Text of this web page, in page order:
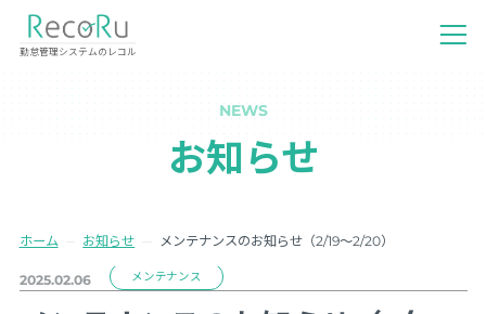
勤怠管理システムのレコル
NEWS
お知らせ
ホーム お知らせ メンテナンスのお知らせ（2/19～2/20）
2025.02.06 メンテナンス